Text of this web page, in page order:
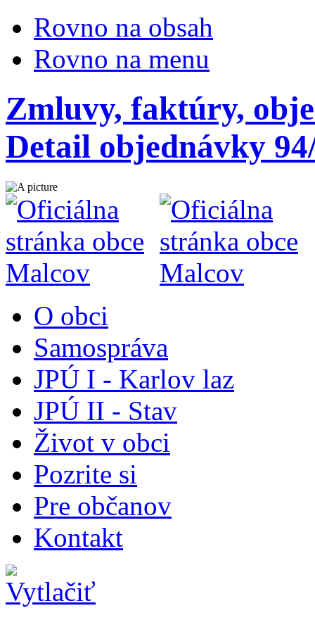
Rovno na obsah
Rovno na menu
Zmluvy, faktúry,
Detail objednávky
O obci
Samospráva
JPÚ I - Karlov laz
JPÚ II - Stav
Život v obci
Pozrite si
Pre občanov
Kontakt